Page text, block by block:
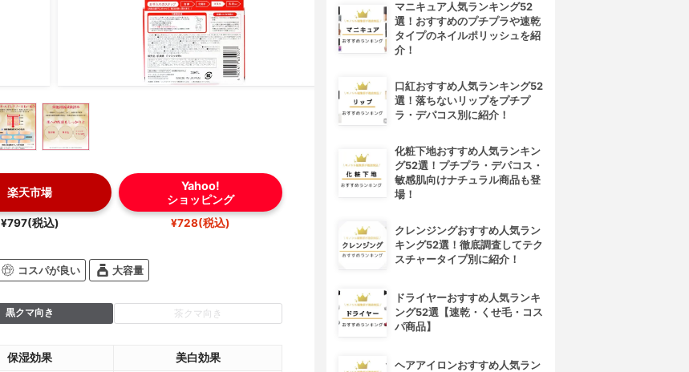
楽天市場
¥797(税込)
Yahoo!
ショッピング
¥728(税込)
コスパが良い 大容量
黒クマ向き 茶クマ向き
保湿効果 美白効果
マニキュア人気ランキング52
選！おすすめのプチプラや速乾
タイプのネイルポリッシュを紹
介！
口紅おすすめ人気ランキング52
選！落ちないリップをプチプ
ラ・デパコス別に紹介！
化粧下地おすすめ人気ランキン
グ52選！プチプラ・デパコス・
敏感肌向けナチュラル商品も登
場！
クレンジングおすすめ人気ラン
キング52選！徹底調査してテク
スチャータイプ別に紹介！
ドライヤーおすすめ人気ランキ
ング52選【速乾・くせ毛・コス
パ商品】
ヘアアイロンおすすめ人気ラン